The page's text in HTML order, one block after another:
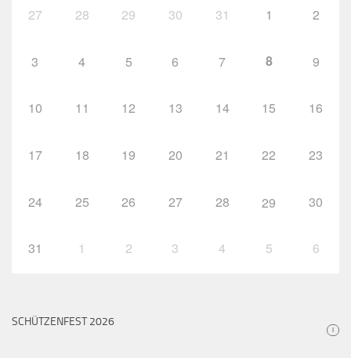
27 28 29 30 31 1 2
3 4 5 6 7 8 9
10 11 12 13 14 15 16
17 18 19 20 21 22 23
24 25 26 27 28 29 30
31 1 2 3 4 5 6
SCHÜTZENFEST 2026
i